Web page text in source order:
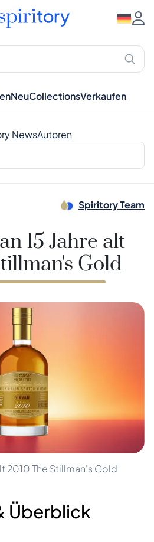
NeuCollectionsVerkaufen
NewsAutoren
Spiritory Team
15 Jahre alt
Gold
2010 The Stillman's Gold
Überblick